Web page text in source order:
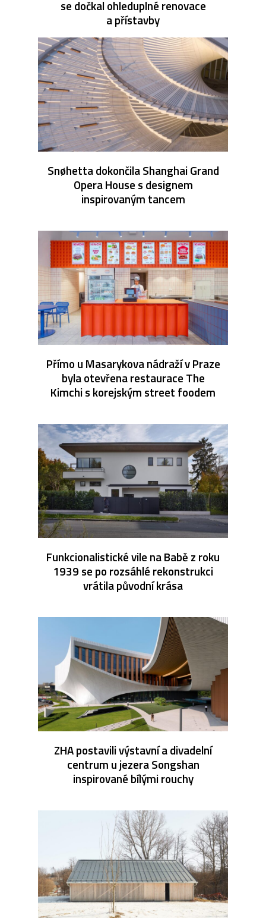
se dočkal ohleduplné renovace
a přístavby
Snøhetta dokončila Shanghai Grand
Opera House s designem
inspirovaným tancem
Přímo u Masarykova nádraží v Praze
byla otevřena restaurace The
Kimchi s korejským street foodem
Funkcionalistické vile na Babě z roku
1939 se po rozsáhlé rekonstrukci
vrátila původní krása
ZHA postavili výstavní a divadelní
centrum u jezera Songshan
inspirované bílými rouchy